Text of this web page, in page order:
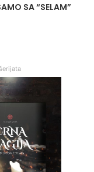
SA “SELAM”